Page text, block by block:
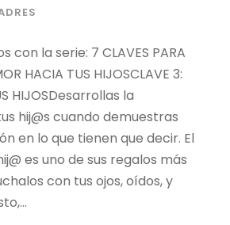
con la serie: 7 CLAVES PARA
HACIA TUS HIJOSCLAVE 3:
HIJOSDesarrollas la
hij@s cuando demuestras
en lo que tienen que decir. El
es uno de sus regalos más
con tus ojos, oídos, y